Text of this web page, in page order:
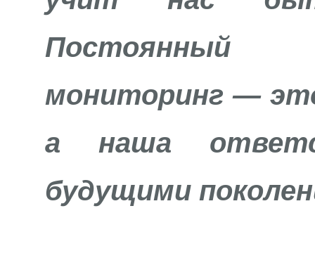
Постоянный
мониторинг —
а наша
будущими